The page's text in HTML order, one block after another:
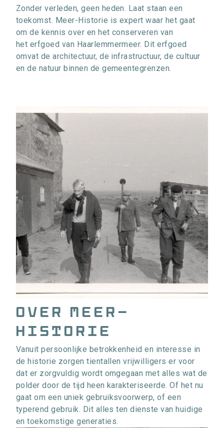
Zonder verleden, geen heden. Laat staan een
toekomst. Meer-Historie is expert waar het gaat
om de kennis over en het conserveren van
het erfgoed van Haarlemmermeer. Dit erfgoed
omvat de architectuur, de infrastructuur, de cultuur
en de natuur binnen de gemeentegrenzen.
Over Meer-
Historie
Vanuit persoonlijke betrokkenheid en interesse in
de historie zorgen tientallen vrijwilligers er voor
dat er zorgvuldig wordt omgegaan met alles wat de
polder door de tijd heen karakteriseerde. Of het nu
gaat om een uniek gebruiksvoorwerp, of een
typerend gebruik. Dit alles ten dienste van huidige
en toekomstige generaties.